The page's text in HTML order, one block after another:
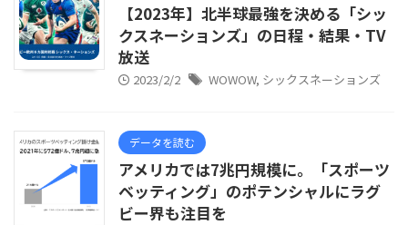
【2023年】北半球最強を決める「シッ
クスネーションズ」の日程・結果・TV
放送
2023/2/2 WOWOW, シックスネーションズ
データを読む
アメリカでは7兆円規模に。「スポーツ
ベッティング」のポテンシャルにラグ
ビー界も注目を